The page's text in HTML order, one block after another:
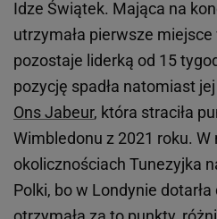
Idze Świątek. Mająca na
utrzymała pierwsze
pozostaje liderką od 15
pozycję spadła natomiast
Ons Jabeur, która straciła
Wimbledonu z 2021 roku. W
okolicznościach Tunezyjka
Polki, bo w Londynie dotarła